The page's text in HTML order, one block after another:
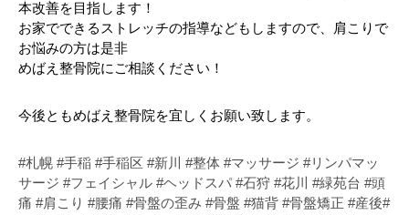
本改善を目指します！
お家でできるストレッチの指導などもしますので、肩こりで
お悩みの方は是非
めばえ整骨院にご相談ください！
今後ともめばえ整骨院を宜しくお願い致します。
#札幌 #手稲 #手稲区 #新川 #整体 #マッサージ #リンパマッ
サージ #フェイシャル #ヘッドスパ #石狩 #花川 #緑苑台 #頭
痛 #肩こり #腰痛 #骨盤の歪み #骨盤 #猫背 #骨盤矯正 #産後#